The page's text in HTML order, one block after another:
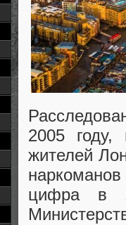
2005
жителей
цифра в